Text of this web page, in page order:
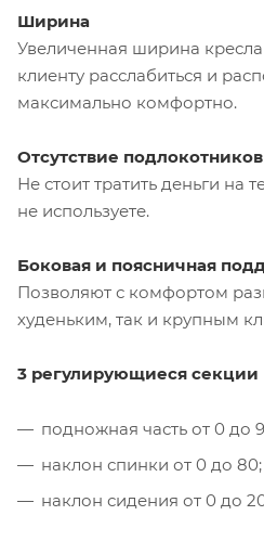
Ширина
Увеличенная ширина
клиенту расслабиться и
максимально комфортно.
Отсутствие подлокотников
Не стоит тратить деньги на
не используете.
Боковая и поясничная
Позволяют с комфортом
худеньким, так и крупным
3 регулирующиеся секции
подножная часть от 0 до
наклон спинки от 0 до 80;
наклон сидения от 0 до